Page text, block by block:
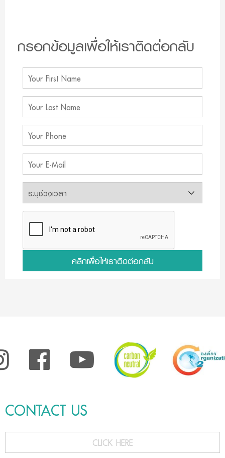
กรอกข้อมูลเพื่อให้เราติดต่อกลับ
คลิกเพื่อให้เราติดต่อกลับ
CONTACT US
CLICK HERE